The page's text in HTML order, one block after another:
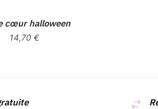
cœur halloween
14,70 €